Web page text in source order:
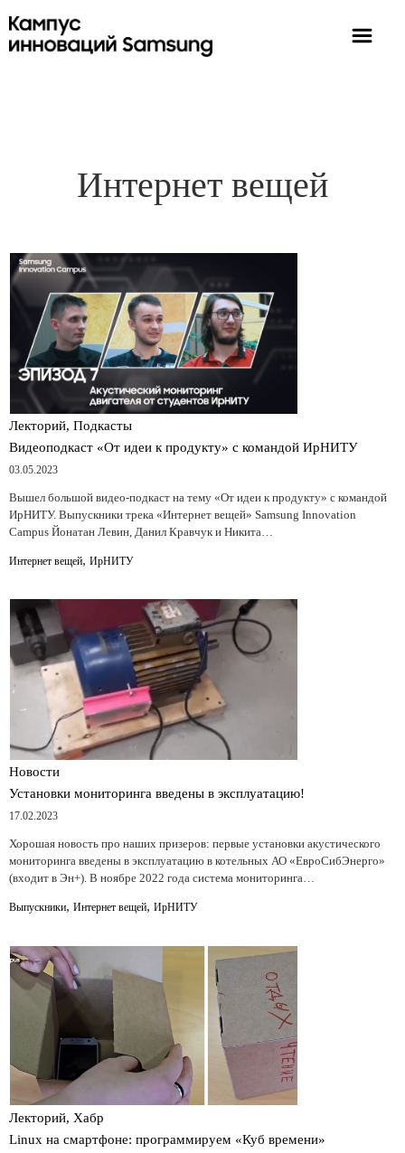
Интернет вещей
Лекторий, Подкасты
Видеоподкаст «От идеи к продукту» с командой ИрНИТУ
03.05.2023
Вышел большой видео-подкаст на тему «От идеи к продукту» с командой
ИрНИТУ. Выпускники трека «Интернет вещей» Samsung Innovation
Campus Йонатан Левин, Данил Кравчук и Никита…
Интернет вещей, ИрНИТУ
Новости
Установки мониторинга введены в эксплуатацию!
17.02.2023
Хорошая новость про наших призеров: первые установки акустического
мониторинга введены в эксплуатацию в котельных АО «ЕвроСибЭнерго»
(входит в Эн+). В ноябре 2022 года система мониторинга…
Выпускники, Интернет вещей, ИрНИТУ
Лекторий, Хабр
Linux на смартфоне: программируем «Куб времени»